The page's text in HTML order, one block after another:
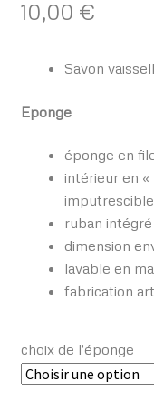
10,00 €
Savon
Eponge
éponge en
intérieur en
imputrescible
ruban
dimension
lavable en
fabrication
choix de l'éponge